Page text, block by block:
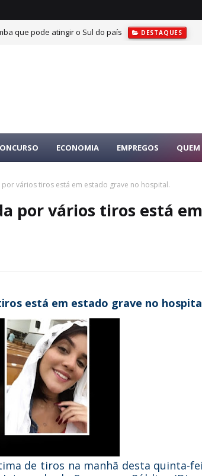
que pode atingir o Sul do país DESTAQUES
ECONOMIA EMPREGOS
vários tiros está em estado grave no hospital.
por vários tiros está em
está em estado grave no
de tiros na manhã desta quinta-